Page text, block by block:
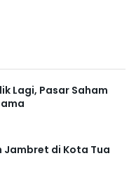
Lagi, Pasar Saham
Jambret di Kota Tua